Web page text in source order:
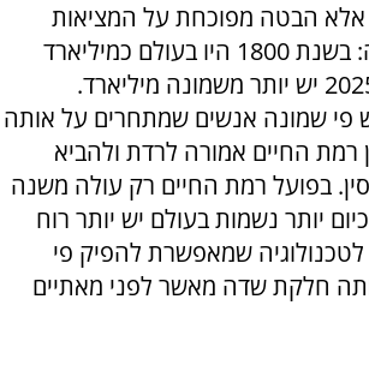
אלא הבטה מפוכחת על המציאות
לטווח ארוך. דוגמה: בשנת 1800 היו בעולם כמיליארד
איש. כיום, בשנת 2025 יש יותר משמונה מיליארד.
פי שמונה אנשים שמתחרים על אותה
רמת החיים אמורה לרדת ולהביא
בפועל רמת החיים רק עולה משנה
יותר נשמות בעולם יש יותר רוח
שמאפשרת להפיק פי
חלקת שדה מאשר לפני מאתיים